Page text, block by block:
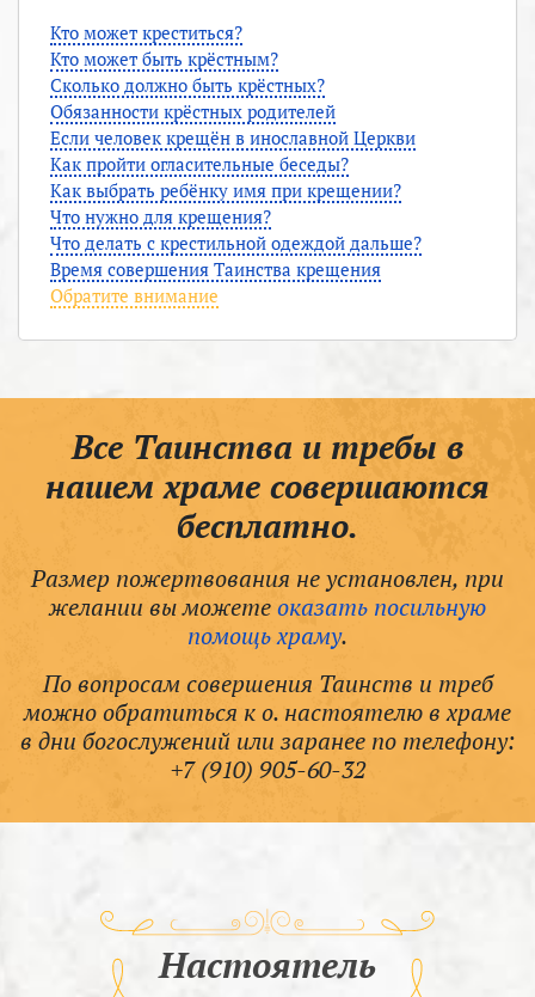
Кто может креститься?
Кто может быть крёстным?
Сколько должно быть крёстных?
Обязанности крёстных родителей
Если человек крещён в инославной Церкви
Как пройти огласительные беседы?
Как выбрать ребёнку имя при крещении?
Что нужно для крещения?
Что делать с крестильной одеждой дальше?
Время совершения Таинства крещения
Обратите внимание
Все Таинства и требы в
нашем храме совершаются
бесплатно.
Размер пожертвования не установлен, при
желании вы можетеоказать посильную
помощь храму.
По вопросам совершения Таинств и треб
можно обратиться к о. настоятелю в храме
в дни богослужений или заранее по телефону:
+7 (910) 905-60-32
Настоятель